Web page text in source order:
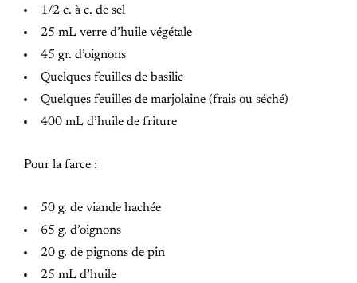
1/2 c. à c. de sel
25 mL verre d’huile végétale
45 gr. d’oignons
Quelques feuilles de basilic
Quelques feuilles de marjolaine (frais ou séché)
400 mL d’huile de friture
Pour la farce :
50 g. de viande hachée
65 g. d’oignons
20 g. de pignons de pin
25 mL d’huile